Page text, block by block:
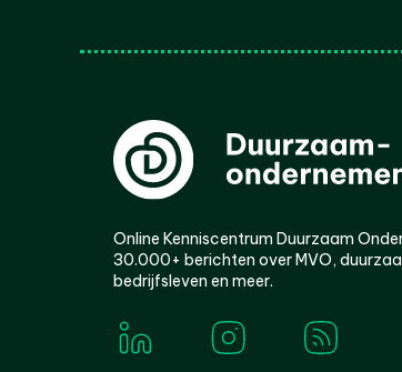
Online Kenniscentrum Duurzaam
30.000+ berichten over MVO,
bedrijfsleven en meer.